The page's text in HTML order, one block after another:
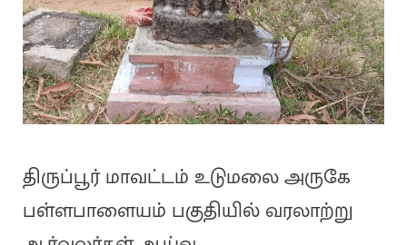
திருப்பூர் மாவட்டம் உடுமலை அருகே
பள்ளபாளையம் பகுதியில் வரலாற்று